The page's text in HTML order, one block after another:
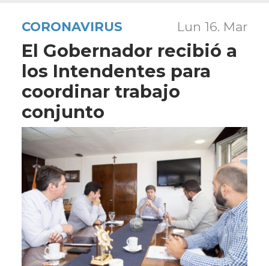
CORONAVIRUS Lun 16. Mar
El Gobernador recibió a
los Intendentes para
coordinar trabajo
conjunto